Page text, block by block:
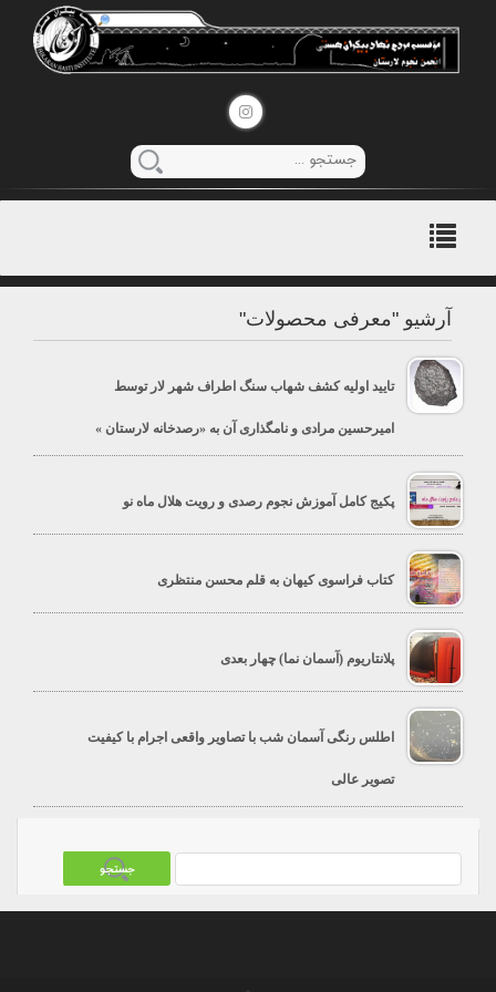
منوی
اصلی
آرشیو "معرفی محصولات"
تایید اولیه کشف شهاب سنگ اطراف شهر لار توسط
امیرحسین مرادی و نامگذاری آن به «رصدخانه لارستان »
پکیج کامل آموزش نجوم رصدی و رویت هلال ماه نو
کتاب فراسوی کیهان به قلم محسن منتظری
پلانتاریوم (آسمان نما) چهار بعدی
اطلس رنگی آسمان شب با تصاویر واقعی اجرام با کیفیت
تصویر عالی